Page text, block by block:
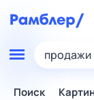
продажи
Поиск